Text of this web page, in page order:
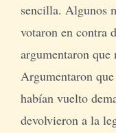
sencilla. Algunos
votaron en contra
argumentaron
Argumentaron
habían vuelto
devolvieron a la